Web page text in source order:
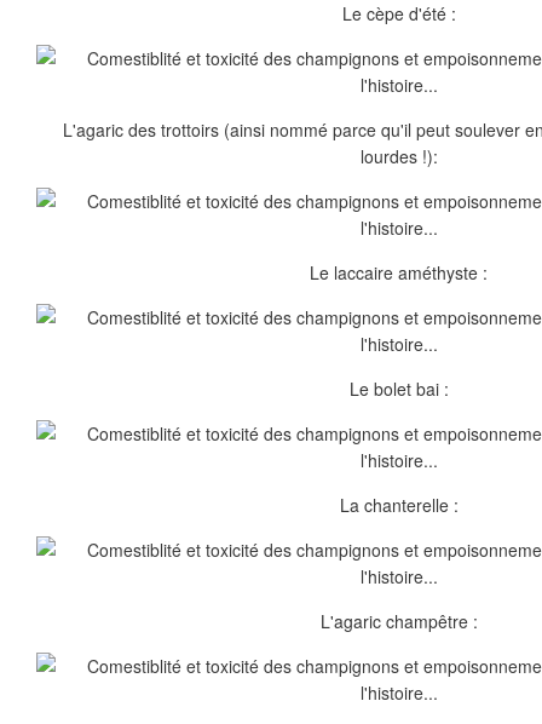
Le cèpe d'été :
L'agaric des trottoirs (ainsi nommé parce qu'il peut soulever
lourdes !):
Le laccaire améthyste :
Le bolet bai :
La chanterelle :
L'agaric champêtre :